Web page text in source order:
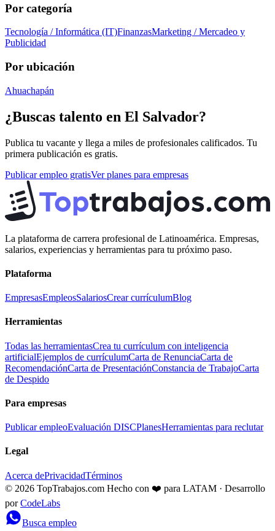
Por categoría
Tecnología / Informática (IT)FinanzasMarketing / Mercadeo y
Publicidad
Por ubicación
Ahuachapán
¿Buscas talento en El Salvador?
Publica tu vacante y llega a miles de profesionales calificados. Tu
primera publicación es gratis.
Publicar empleo gratisVer planes para empresas
La plataforma de carrera profesional de Latinoamérica. Empresas,
salarios, experiencias y herramientas para tu próximo paso.
Plataforma
EmpresasEmpleosSalariosCrear currículumBlog
Herramientas
Todas las herramientasCrea tu currículum con inteligencia
artificialEjemplos de currículumCarta de RenunciaCarta de
RecomendaciónCarta de PresentaciónConstancia de TrabajoCarta
de Despido
Para empresas
Publicar empleoEvaluación DISCPlanesHerramientas para reclutar
Legal
Acerca dePrivacidadTérminos
© 2026 TopTrabajos.com Hecho con ❤️ para LATAM · Desarrollo
por CodeLabs
Busca empleo